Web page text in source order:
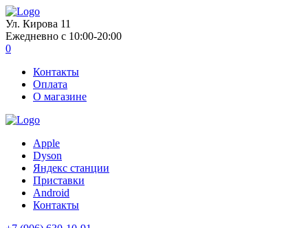
Ул. Кирова 11
Ежедневно с 10:00-20:00
0
Контакты
Оплата
О магазине
Apple
Dyson
Яндекс станции
Приставки
Android
Контакты